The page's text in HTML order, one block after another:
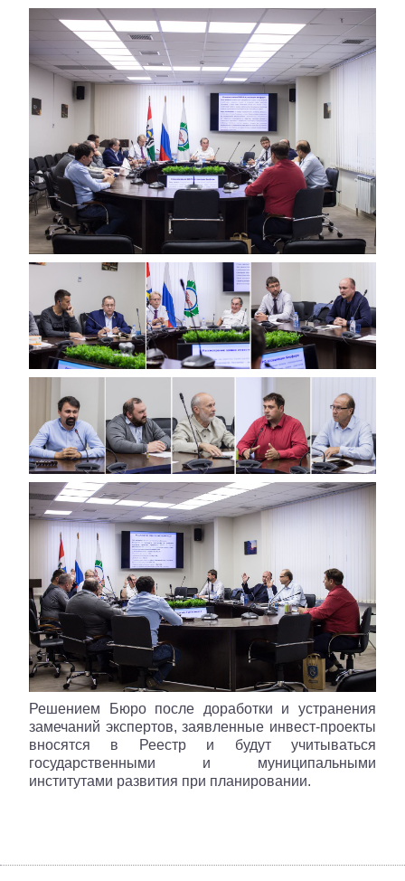
Решением Бюро после доработки и устранения
замечаний экспертов, заявленные инвест-проекты
вносятся в Реестр и будут учитываться
государственными и муниципальными
институтами развития при планировании.